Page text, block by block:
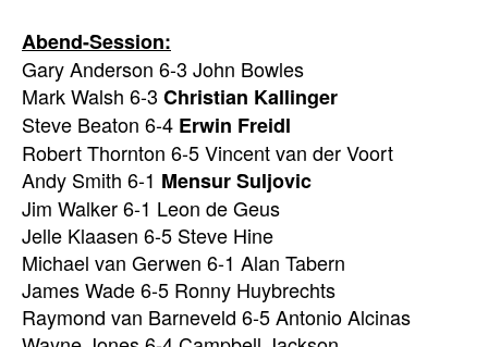
Abend-Session:
Gary Anderson 6-3 John Bowles
Mark Walsh 6-3 Christian Kallinger
Steve Beaton 6-4 Erwin Freidl
Robert Thornton 6-5 Vincent van der Voort
Andy Smith 6-1 Mensur Suljovic
Jim Walker 6-1 Leon de Geus
Jelle Klaasen 6-5 Steve Hine
Michael van Gerwen 6-1 Alan Tabern
James Wade 6-5 Ronny Huybrechts
Raymond van Barneveld 6-5 Antonio Alcinas